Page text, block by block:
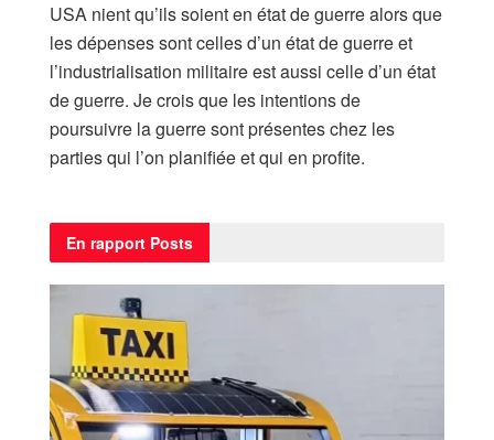
USA nient qu’ils soient en état de guerre alors que
les dépenses sont celles d’un état de guerre et
l’industrialisation militaire est aussi celle d’un état
de guerre. Je crois que les intentions de
poursuivre la guerre sont présentes chez les
parties qui l’on planifiée et qui en profite.
En rapport Posts